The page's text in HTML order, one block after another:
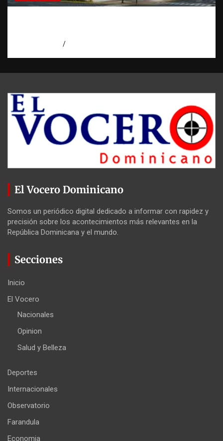
El Vocero Dominicano
Somos un periódico digital dedicado a informar con rapidez y
precisión sobre los acontecimientos más relevantes en la
República Dominicana y el mundo.
Secciones
Inicio
El Vocero
Nacionales
Opinion
Salud y Belleza
Deportes
Internacionales
Observatorio
Farandula
Economia